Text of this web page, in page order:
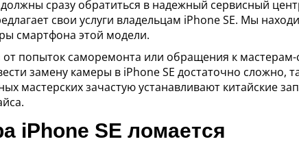
сразу обратиться в надежный сервисный
свои услуги владельцам iPhone SE. Мы
смартфона этой модели.
от попыток саморемонта или обращения к
замену камеры в iPhone SE достаточно сложно,
мастерских зачастую устанавливают китайские
iPhone SE ломается